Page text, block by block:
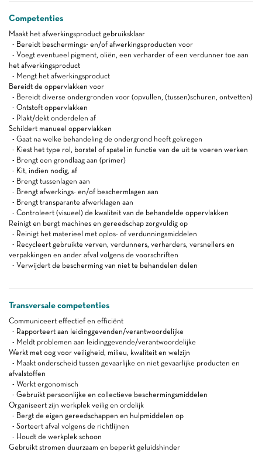
Competenties
Maakt het afwerkingsproduct gebruiksklaar
- Bereidt beschermings- en/of afwerkingsproducten voor
- Voegt eventueel pigment, oliën, een verharder of een verdunner toe aan
het afwerkingsproduct
- Mengt het afwerkingsproduct
Bereidt de oppervlakken voor
- Bereidt diverse ondergronden voor (opvullen, (tussen)schuren, ontvetten)
- Ontstoft oppervlakken
- Plakt/dekt onderdelen af
Schildert manueel oppervlakken
- Gaat na welke behandeling de ondergrond heeft gekregen
- Kiest het type rol, borstel of spatel in functie van de uit te voeren werken
- Brengt een grondlaag aan (primer)
- Kit, indien nodig, af
- Brengt tussenlagen aan
- Brengt afwerkings- en/of beschermlagen aan
- Brengt transparante afwerklagen aan
- Controleert (visueel) de kwaliteit van de behandelde oppervlakken
Reinigt en bergt machines en gereedschap zorgvuldig op
- Reinigt het materieel met oplos- of verdunningsmiddelen
- Recycleert gebruikte verven, verdunners, verharders, versnellers en
verpakkingen en ander afval volgens de voorschriften
- Verwijdert de bescherming van niet te behandelen delen
Transversale competenties
Communiceert effectief en efficiënt
- Rapporteert aan leidinggevenden/verantwoordelijke
- Meldt problemen aan leidinggevende/verantwoordelijke
Werkt met oog voor veiligheid, milieu, kwaliteit en welzijn
- Maakt onderscheid tussen gevaarlijke en niet gevaarlijke producten en
afvalstoffen
- Werkt ergonomisch
- Gebruikt persoonlijke en collectieve beschermingsmiddelen
Organiseert zijn werkplek veilig en ordelijk
- Bergt de eigen gereedschappen en hulpmiddelen op
- Sorteert afval volgens de richtlijnen
- Houdt de werkplek schoon
Gebruikt stromen duurzaam en beperkt geluidshinder